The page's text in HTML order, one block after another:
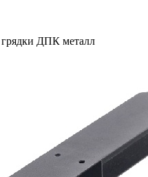
ДПК металл